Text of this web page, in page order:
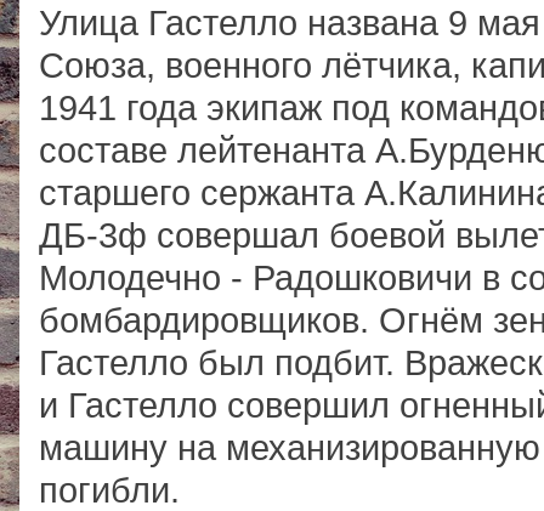
Улица Гастелло названа 9
Союза, военного лётчика,
1941 года экипаж под
составе лейтенанта
старшего сержанта
ДБ-3ф совершал боевой
Молодечно - Радошковичи в
бомбардировщиков. Огнём
Гастелло был подбит.
и Гастелло совершил
машину на
погибли.